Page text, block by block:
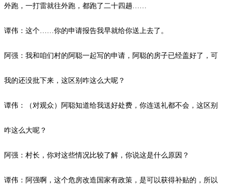
外跑，一打雷就往外跑，都跑了二十四趟
谭伟：这个 ……你的申请报告我早就给你送上去了。
阿强：我和咱们村的阿聪一起写的申请，阿聪的房子已经盖好了，可
我的还没批下来，这区别咋这么大呢？
谭伟：（对观众）阿聪知道给我送好处费，你连送礼都不会，这区别
咋这么大呢？
阿强：村长，你对这些情况比较了解，你说这是什么原因？
谭伟：阿强啊，这个危房改造国家有政策，是可以获得补贴的，所以